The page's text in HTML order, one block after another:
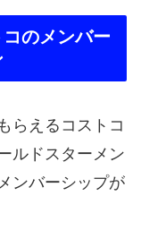
のメンバー
らえるコストコ
ルドスターメン
ンバーシップが